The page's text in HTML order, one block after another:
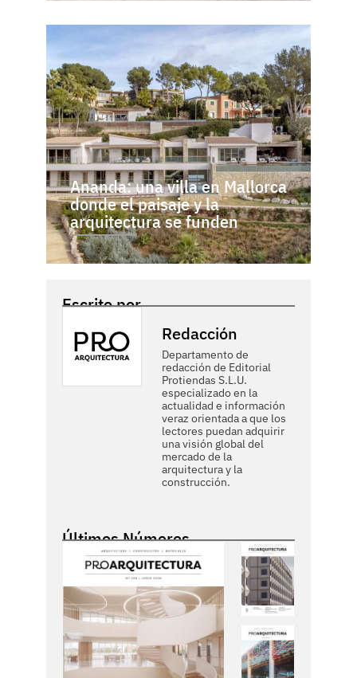
Ananda: una villa en Mallorca
donde el paisaje y la
arquitectura se funden
Escrito por
Redacción
Departamento de
redacción de Editorial
Protiendas S.L.U.
especializado en la
actualidad e información
veraz orientada a que los
lectores puedan adquirir
una visión global del
mercado de la
arquitectura y la
construcción.
Últimos Números